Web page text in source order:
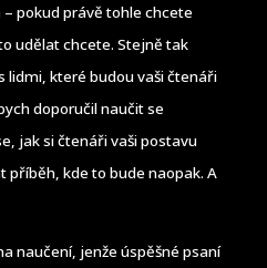
pokud právě tohle chcete
udělat chcete. Stejně tak
lidmi, které budou vaši čtenáři
doporučil naučit se
jak si čtenáři vaši postavu
příběh, kde to bude naopak. A
naučení, jenže úspěšné psaní